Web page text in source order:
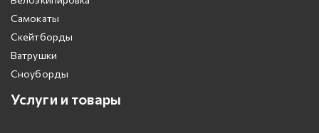
Самокаты
Скейтборды
Ватрушки
Сноуборды
Услуги и товары